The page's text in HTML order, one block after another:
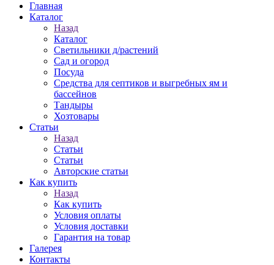
Главная
Каталог
Назад
Каталог
Светильники д/растений
Сад и огород
Посуда
Средства для септиков и выгребных ям и
бассейнов
Тандыры
Хозтовары
Статьи
Назад
Статьи
Статьи
Авторские статьи
Как купить
Назад
Как купить
Условия оплаты
Условия доставки
Гарантия на товар
Галерея
Контакты